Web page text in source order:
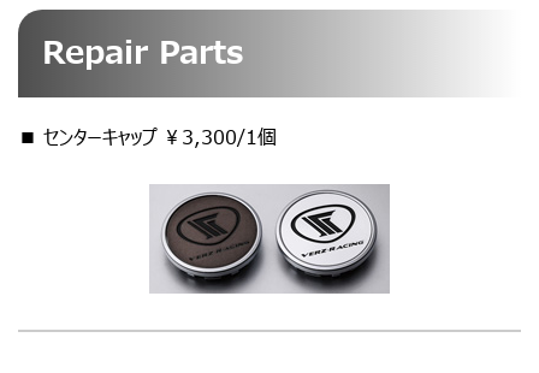
Repair Parts
■ センターキャップ ￥3,300/1個